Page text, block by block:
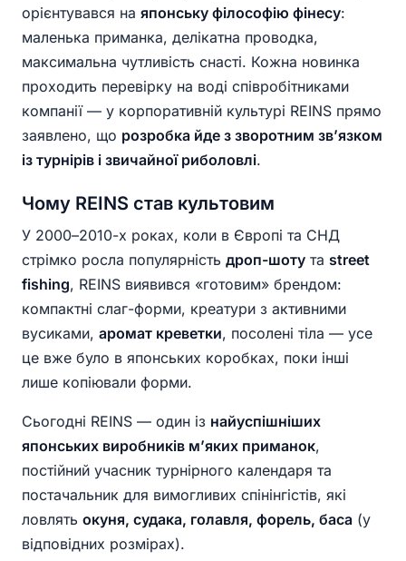
орієнтувався на японську філософію фінесу:
маленька приманка, делікатна проводка,
максимальна чутливість снасті. Кожна новинка
проходить перевірку на воді співробітниками
компанії — у корпоративній культурі REINS прямо
заявлено, що розробка йде з зворотним зв’язком
із турнірів і звичайної риболовлі.
Чому REINS став культовим
У 2000–2010-х роках, коли в Європі та СНД
стрімко росла популярність дроп-шоту та street
fishing, REINS виявився «готовим» брендом:
компактні слаг-форми, креатури з активними
вусиками, аромат креветки, посолені тіла — усе
це вже було в японських коробках, поки інші
лише копіювали форми.
Сьогодні REINS — один із найуспішніших
японських виробників м’яких приманок,
постійний учасник турнірного календаря та
постачальник для вимогливих спінінгістів, які
ловлять окуня, судака, голавля, форель, баса (у
відповідних розмірах).